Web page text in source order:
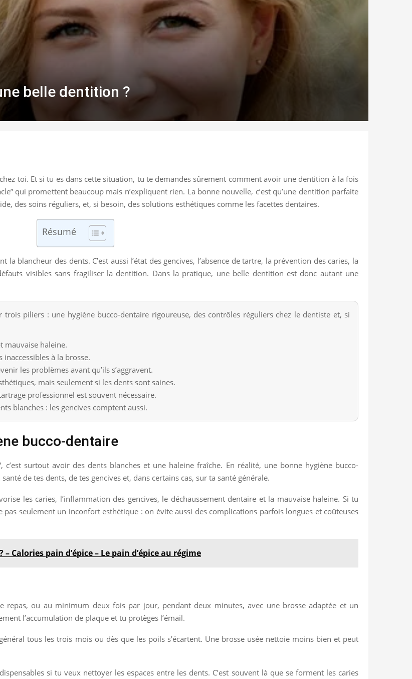
belle dentition ?
toi. Et si tu es dans cette situation, tu te demandes sûrement comment avoir une dentition à la fois
qui promettent beaucoup mais n’expliquent rien. La bonne nouvelle, c’est qu’une dentition parfaite
des soins réguliers, et, si besoin, des solutions esthétiques comme les facettes dentaires.
Résumé
blancheur des dents. C’est aussi l’état des gencives, l’absence de tartre, la prévention des caries, la
visibles sans fragiliser la dentition. Dans la pratique, une belle dentition est donc autant une
piliers : une hygiène bucco-dentaire rigoureuse, des contrôles réguliers chez le dentiste et, si
mauvaise haleine.
à la brosse.
les problèmes avant qu’ils s’aggravent.
mais seulement si les dents sont saines.
professionnel est souvent nécessaire.
blanches : les gencives comptent aussi.
bucco-dentaire
c’est surtout avoir des dents blanches et une haleine fraîche. En réalité, une bonne hygiène bucco-
de tes dents, de tes gencives et, dans certains cas, sur ta santé générale.
les caries, l’inflammation des gencives, le déchaussement dentaire et la mauvaise haleine. Si tu
seulement un inconfort esthétique : on évite aussi des complications parfois longues et coûteuses
Calories pain d’épice – Le pain d’épice au régime
repas, ou au minimum deux fois par jour, pendant deux minutes, avec une brosse adaptée et un
l’accumulation de plaque et tu protèges l’émail.
tous les trois mois ou dès que les poils s’écartent. Une brosse usée nettoie moins bien et peut
si tu veux nettoyer les espaces entre les dents. C’est souvent là que se forment les caries